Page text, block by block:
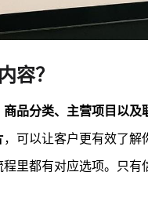
容？
品分类、主营项目以及
，可以让客户更有效了
里都有对应选项。只